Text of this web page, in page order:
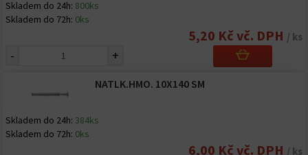
Skladem do 24h: 800ks
Skladem do 72h: 0ks
5,20 Kč vč. DPH / ks
- +
NATLK.HMO. 10X140 SM
Skladem do 24h: 384ks
Skladem do 72h: 0ks
6,00 Kč vč. DPH / ks